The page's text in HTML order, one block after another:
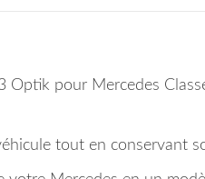
pour Mercedes
tout en conservant